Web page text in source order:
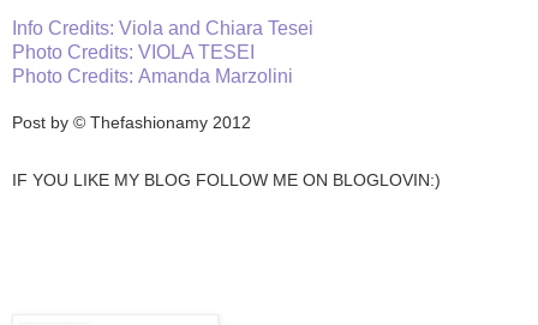
Info Credits: Viola and Chiara Tesei
Photo Credits: VIOLA TESEI
Photo Credits: Amanda Marzolini
Post by © Thefashionamy 2012
IF YOU LIKE MY BLOG FOLLOW ME ON BLOGLOVIN:)